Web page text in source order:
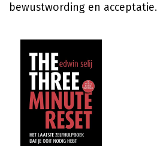
bewustwording en acceptatie.